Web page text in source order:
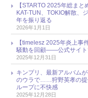
【STARTO 2025年総ま
KAT-TUN、TOKIO解散
年を振り返る
2026年1月1日
【timelesz 2025年炎上事
騒動を回顧――公式サイト
2025年12月31日
キンプリ、最新アルバム
のウラで……狩野英孝の提
ループに不快感
2025年12月28日